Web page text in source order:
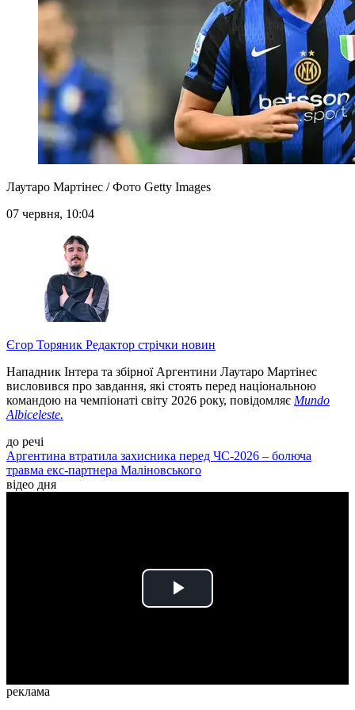
Лаутаро Мартінес / Фото Getty Images
07 червня, 10:04
Єгор Торяник Редактор стрічки новин
Нападник Інтера та збірної Аргентини Лаутаро Мартінес
висловився про завдання, які стоять перед національною
командою на чемпіонаті світу 2026 року, повідомляє Mundo
Albiceleste.
до речі
Аргентина втратила захисника перед ЧС-2026 – болюча
травма екс-партнера Маліновського
відео дня
Play
реклама